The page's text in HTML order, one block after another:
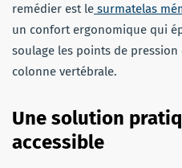
remédier est le surmatelas
un confort ergonomique qui
soulage les points de
colonne vertébrale.
Une solution
accessible